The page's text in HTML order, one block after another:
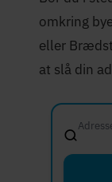
omkring
eller
at slå din